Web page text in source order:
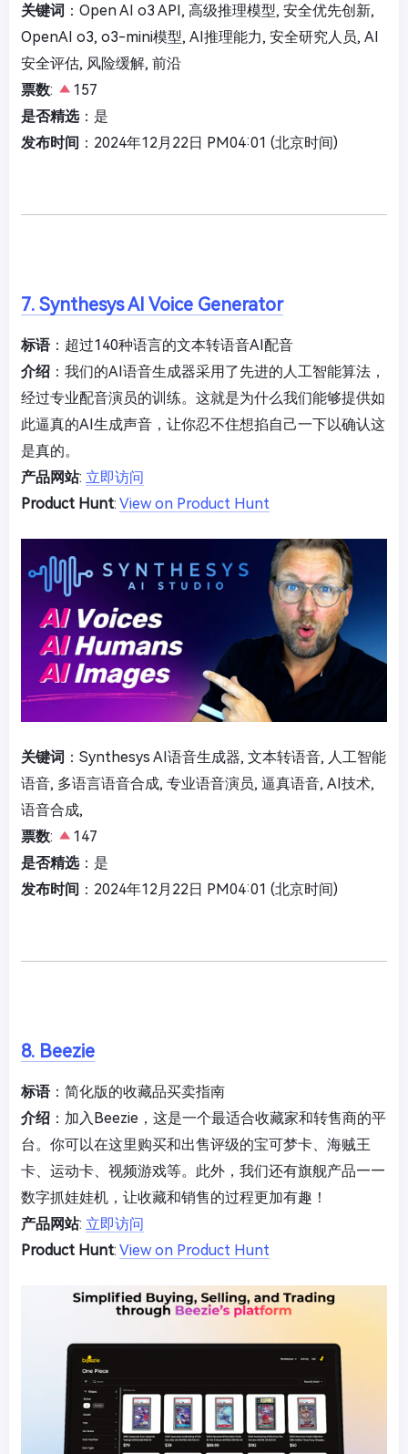
关键词 ：Open AI o3 API, 高级推理模型, 安全优先创新,
OpenAI o3, o3-mini模型, AI推理能力, 安全研究人员, AI
安全评估, 风险缓解, 前沿
票数:
157
是否精选：是
发布时间 ：2024年12月22日 PM04:01 (北京时间)
7. Synthesys AI Voice Generator
标语：超过140种语言的文本转语音AI配音
介绍 ：我们的AI语音生成器采用了先进的人工智能算法，
经过专业配音演员的训练。这就是为什么我们能够提供如
此逼真的AI生成声音，让你忍不住想掐自己一下以确认这
是真的。
产品网站: 立即访问
Product Hunt: View on Product Hunt
关键词 ：Synthesys AI语音生成器, 文本转语音, 人工智能
语音, 多语言语音合成, 专业语音演员, 逼真语音, AI技术,
语音合成,
票数:
147
是否精选：是
发布时间 ：2024年12月22日 PM04:01 (北京时间)
8. Beezie
标语：简化版的收藏品买卖指南
介绍 ：加入Beezie，这是一个最适合收藏家和转售商的平
台。你可以在这里购买和出售评级的宝可梦卡、海贼王
卡、运动卡、视频游戏等。此外，我们还有旗舰产品——
数字抓娃娃机，让收藏和销售的过程更加有趣！
产品网站: 立即访问
Product Hunt: View on Product Hunt